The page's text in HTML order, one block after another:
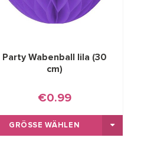
Party Wabenball lila (30
cm)
€0.99
GRÖSSE WÄHLEN